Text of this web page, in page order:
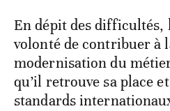
En dépit des difficultés,
volonté de contribuer à
modernisation du
qu’il retrouve sa place
standards